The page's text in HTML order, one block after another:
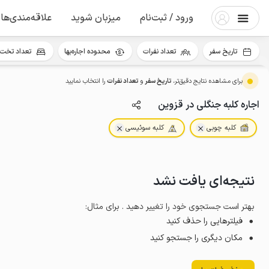
ورود / ثبت‌نام میزبان شوید علاقه‌مندی‌ها
برای مشاهده نتایج دقیق‌تر، تاریخ سفرو تعداد نفراترا انتخاب نمایید
اجاره کلبه جنگلی در قزوین
کلبه چوبی کلبه سوئیسی
نتیجه‌ای یافت نشد
بهتر است جستجوی خود را تغییر دهید . برای مثال:
فیلترهایی را حذف کنید
مکان دیگری را جستجو کنید
تاریخ سفر تعداد نفرات محدوده اجاره‌بها تعداد تخت